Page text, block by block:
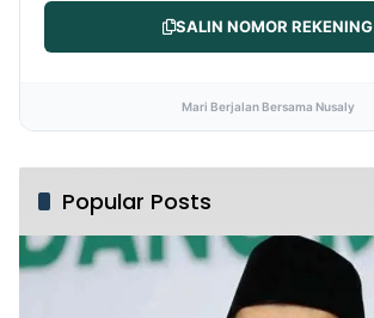
SALIN NOMOR REKENING
Mari Berjalan Bersama Nusaly
Popular Posts